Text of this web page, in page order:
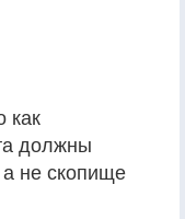
как
должны
а не скопище